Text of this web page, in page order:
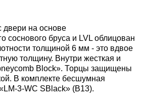
двери на основе
соснового бруса и LVL облицован
толщиной 6 мм - это вдвое
толщину. Внутри жесткая и
Block». Торцы защищены
В комплекте бесшумная
3-WC SBlack» (В13).